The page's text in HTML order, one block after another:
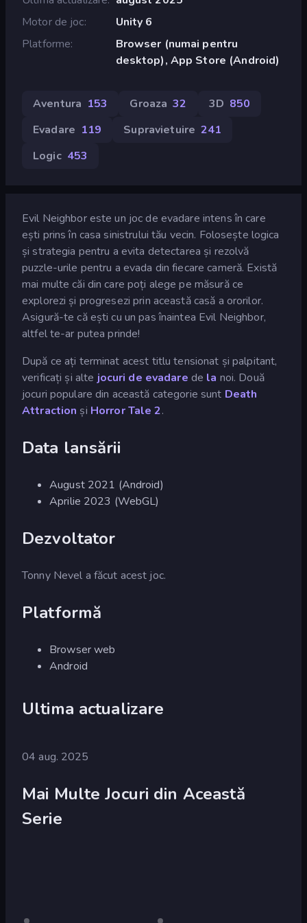
Motor de joc
Unity 6
Platforme
Browser (numai pentru
desktop), App Store (Android)
Aventura 153 Groaza 32 3D 850
Evadare 119 Supravietuire 241
Logic 453
Evil Neighbor este un joc de evadare intens în care
ești prins în casa sinistrului tău vecin. Folosește logica
și strategia pentru a evita detectarea și rezolvă
puzzle-urile pentru a evada din fiecare cameră. Există
mai multe căi din care poți alege pe măsură ce
explorezi și progresezi prin această casă a ororilor.
Asigură-te că ești cu un pas înaintea Evil Neighbor,
altfel te-ar putea prinde!
După ce ați terminat acest titlu tensionat și palpitant,
verificați și alte jocuri de evadare de la noi. Două
jocuri populare din această categorie sunt Death
Attraction și Horror Tale 2.
Data lansării
August 2021 (Android)
Aprilie 2023 (WebGL)
Dezvoltator
Tonny Nevel a făcut acest joc.
Platformă
Browser web
Android
Ultima actualizare
04 aug. 2025
Mai Multe Jocuri din Această
Serie